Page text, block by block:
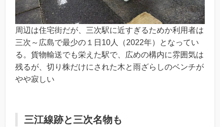
周辺は住宅街だが、三次駅に近すぎるためか利用者は
三次～広島で最少の１日10人（2022年）となってい
る。貨物輸送でも栄えた駅で、広めの構内に雰囲気は
残るが、切り株だけにされた木と雨ざらしのベンチが
やや寂しい
三江線跡と三次名物も